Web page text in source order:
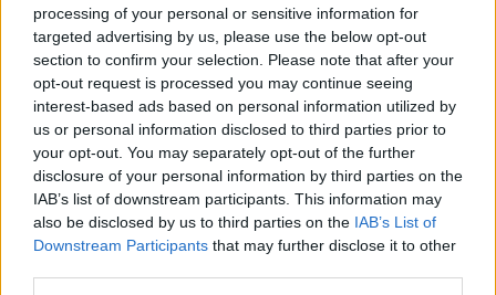
processing of your personal or sensitive information for
targeted advertising by us, please use the below opt-out
section to confirm your selection. Please note that after your
opt-out request is processed you may continue seeing
interest-based ads based on personal information utilized by
us or personal information disclosed to third parties prior to
your opt-out. You may separately opt-out of the further
disclosure of your personal information by third parties on the
IAB’s list of downstream participants. This information may
also be disclosed by us to third parties on the IAB’s List of
Downstream Participants that may further disclose it to other
ΣΤΗΝ ΙΔΙΑ ΚΑΤΗΓΟΡΙΑ
6 φρούτα που μπορουν να
διατηρηθούν εκτός ψυγείου το
καλοκαίρι
ΣΉΜΕΡΑ
Πώς να αποφύγεις το σύγκαμα
ανάμεσα στους μηρούς